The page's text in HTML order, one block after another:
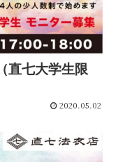
直七大学生限
2020.05.02